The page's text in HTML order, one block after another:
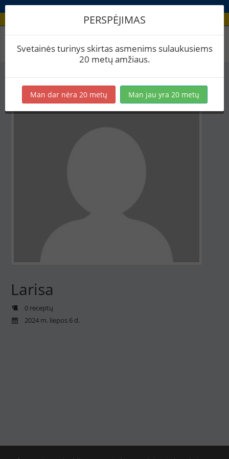
Aludario paskyra
Larisa
0 receptų
2024 m. liepos 6 d.
PERSPĖJIMAS
Svetainės turinys skirtas asmenims sulaukusiems
20 metų amžiaus.
Man dar nėra 20 metų Man jau yra 20 metų